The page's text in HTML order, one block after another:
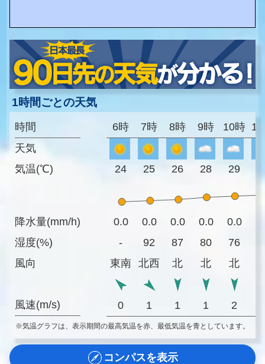
1時間ごとの天気
時間
天気
気温(℃)
降水量(mm/h)
湿度(%)
風向
風速(m/s)
6時 7時 8時 9時 10時
24 25 26 28 29
0.0 0.0 0.0 0.0 0.0
-
92 87 80 76
東南
北西 北 北 北
0 1 1 1 2
※気温グラフは、表示期間の最高気温を赤、最低気温を青としています。
コンパスを表示